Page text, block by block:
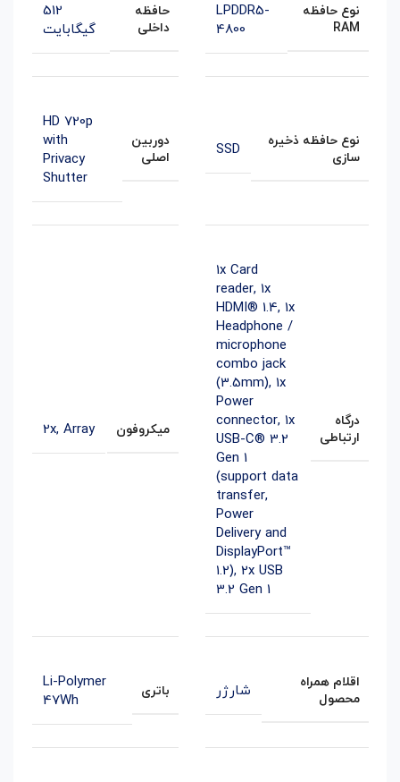
نوع حافظه
RAM
LPDDR5-
4800
حافظه
داخلی
512
گیگابایت
نوع حافظه ذخیره
سازی
SSD
دوربین
اصلی
HD 720p
with
Privacy
Shutter
درگاه
ارتباطی
1x Card
reader, 1x
HDMI® 1.4, 1x
Headphone /
microphone
combo jack
(3.5mm), 1x
Power
connector, 1x
USB-C® 3.2
Gen 1
(support data
transfer,
Power
Delivery and
DisplayPort™
1.2), 2x USB
3.2 Gen 1
میکروفون 2x, Array
اقلام همراه
محصول
شارژر باتری
Li-Polymer
47Wh